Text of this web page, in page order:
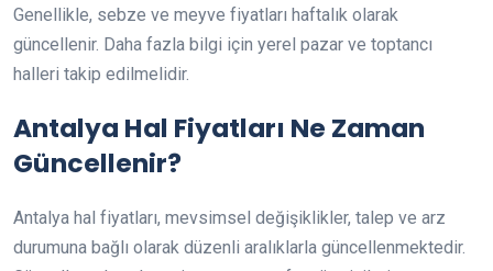
Genellikle, sebze ve meyve fiyatları haftalık olarak
güncellenir. Daha fazla bilgi için yerel pazar ve toptancı
halleri takip edilmelidir.
Antalya Hal Fiyatları Ne Zaman
Güncellenir?
Antalya hal fiyatları, mevsimsel değişiklikler, talep ve arz
durumuna bağlı olarak düzenli aralıklarla güncellenmektedir.